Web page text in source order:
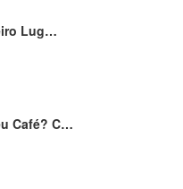
Lug…
Café? C…